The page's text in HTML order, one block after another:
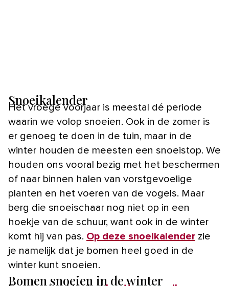
Snoeikalender
Het vroege voorjaar is meestal dé periode
waarin we volop snoeien. Ook in de zomer is
er genoeg te doen in de tuin, maar in de
winter houden de meesten een snoeistop. We
houden ons vooral bezig met het beschermen
of naar binnen halen van vorstgevoelige
planten en het voeren van de vogels. Maar
berg die snoeischaar nog niet op in een
hoekje van de schuur, want ook in de winter
komt hij van pas. Op deze snoeikalender zie
je namelijk dat je bomen heel goed in de
winter kunt snoeien.
Bomen snoeien in de winter